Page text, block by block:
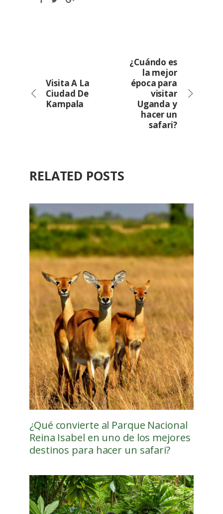
Visita A La
Ciudad De
Kampala
¿Cuándo es
la mejor
época para
visitar
Uganda y
hacer un
safari?
RELATED POSTS
¿Qué convierte al Parque Nacional
Reina Isabel en uno de los mejores
destinos para hacer un safari?